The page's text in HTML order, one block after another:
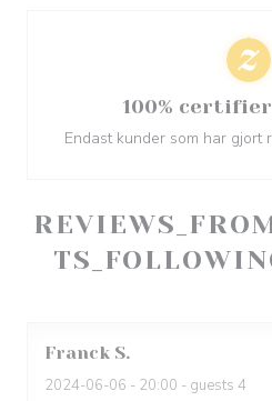
Franck S
2024-06-06 - 20:00 - guests 4
100%
Endast kunder som har gjort